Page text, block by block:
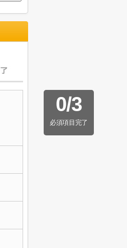
0/3
必須項目完了